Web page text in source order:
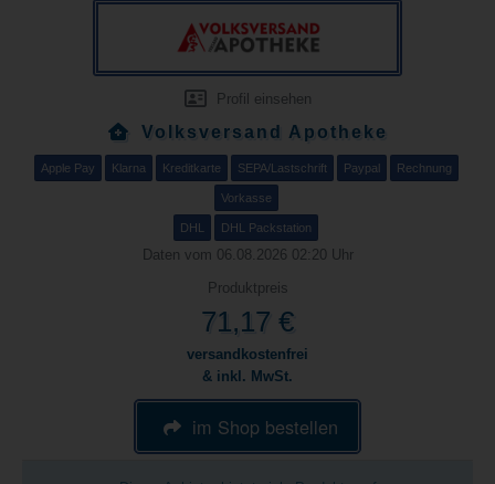
Profil einsehen
Volksversand Apotheke
Apple Pay Klarna Kreditkarte SEPA/Lastschrift Paypal Rechnung
Vorkasse
DHL DHL Packstation
Daten vom 06.08.2026 02:20 Uhr
Produktpreis
71,17 €
versandkostenfrei
& inkl. MwSt.
im Shop bestellen